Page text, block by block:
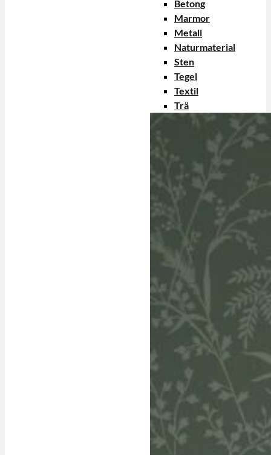
Betong
Marmor
Metall
Naturmaterial
Sten
Tegel
Textil
Trä